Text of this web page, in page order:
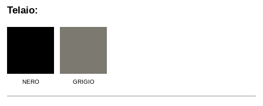
Telaio:
NERO GRIGIO